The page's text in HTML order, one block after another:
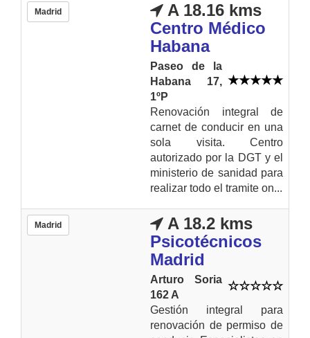
Madrid
A 18.16 kms
Centro Médico
Habana
Paseo de la
Habana 17,
1ºP
Renovación integral de
carnet de conducir en una
sola visita. Centro
autorizado por la DGT y el
ministerio de sanidad para
realizar todo el tramite on...
Madrid
A 18.2 kms
Psicotécnicos
Madrid
Arturo Soria
162 A
Gestión integral para
renovación de permiso de